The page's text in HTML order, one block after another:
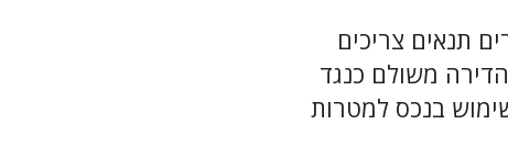
תנאים צריכים
משולם כנגד
בנכס למטרות